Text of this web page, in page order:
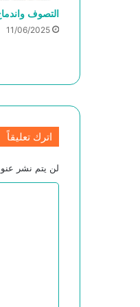
التصوف
11/06/2025
اترك تعليقاً
لن يتم نشر